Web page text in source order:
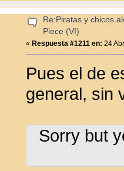
Re:Piratas y chicos
Piece (VI)
« Respuesta #1211 en: 24
Pues el de
general, sin
Sorry but